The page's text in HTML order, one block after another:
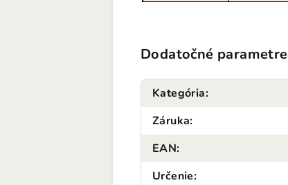
Dodatočné parametre
Kategória:
Záruka:
EAN:
Určenie: